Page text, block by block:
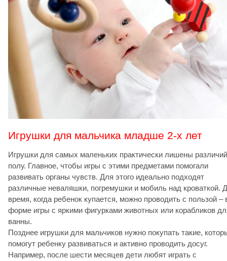
Игрушки для мальчика младше 2-х лет
Игрушки для самых маленьких практически лишены
полу. Главное, чтобы игры с этими предметами помогали
развивать органы чувств. Для этого идеально подходят
различные неваляшки, погремушки и мобиль над кроваткой.
время, когда ребенок купается, можно проводить с пользой –
форме игры с яркими фигурками животных или корабликов
ванны.
Позднее игрушки для мальчиков нужно покупать такие,
помогут ребенку развиваться и активно проводить досуг.
Например, после шести месяцев дети любят играть с